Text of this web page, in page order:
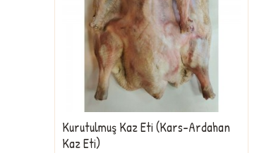
Kurutulmuş Kaz Eti (Kars-Ardahan
Kaz Eti)